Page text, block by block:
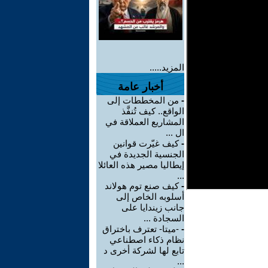
المزيد.....
أخبار عامة
- من المخططات إلى
الواقع.. كيف تُنفَّذ
المشاريع العملاقة في
ال ...
-كيف غيّرت قوانين
الجنسية الجديدة في
إيطاليا مصير هذه العائلا
...
-كيف صنع توم هولاند
أسلوبه الخاص إلى
جانب زيندايا على
السجادة ...
- -ميتا- تعترف باختراق
نظام ذكاء اصطناعي
تابع لها لشركة أخرى د
...